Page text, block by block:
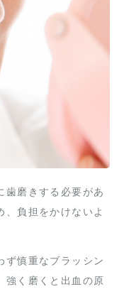
歯磨きする必要があ
、負担をかけないよ
ず慎重なブラッシン
強く磨くと出血の原